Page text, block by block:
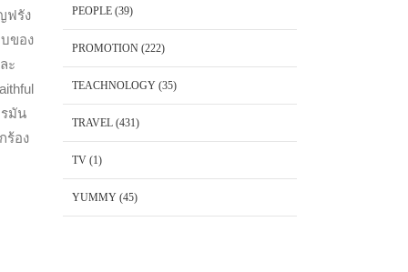
ฟรัง
ของ
ะ
มัน
ร้อง
PEOPLE(39)
PROMOTION(222)
TEACHNOLOGY(35)
TRAVEL(431)
TV(1)
YUMMY(45)